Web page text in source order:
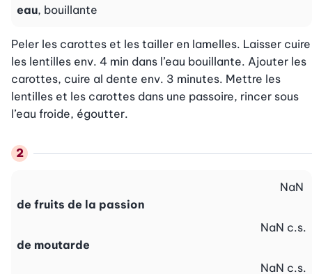
eau, bouillante
Peler les carottes et les tailler en lamelles. Laisser cuire
les lentilles env. 4 min dans l’eau bouillante. Ajouter les
carottes, cuire al dente env. 3 minutes. Mettre les
lentilles et les carottes dans une passoire, rincer sous
l’eau froide, égoutter.
de fruits de la passion
NaN
de moutarde
NaN c.s.
NaN c.s.